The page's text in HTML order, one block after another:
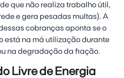
que não realiza trabalho útil,
e gera pesadas multas). A
cobranças aponta se o
está na má utilização durante
na degradação da fiação.
Livre de Energia